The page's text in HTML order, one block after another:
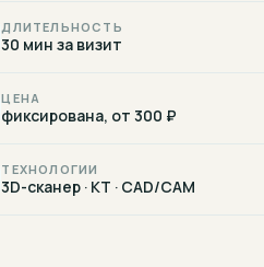
ДЛИТЕЛЬНОСТЬ
30 мин за визит
ЦЕНА
фиксирована, от 300 ₽
ТЕХНОЛОГИИ
3D-сканер · КТ · CAD/CAM